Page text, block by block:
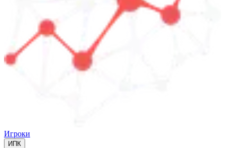
Игроки
ИПК